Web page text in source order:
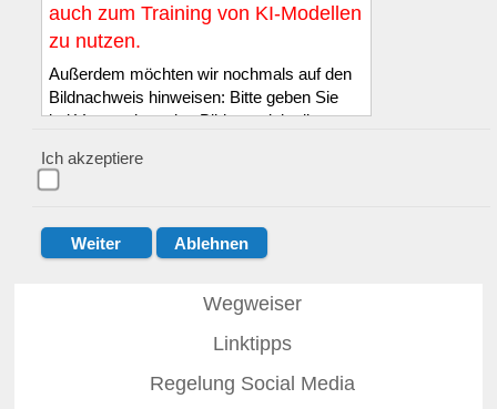
auch zum Training von KI-Modellen
zu nutzen.
Außerdem möchten wir nochmals auf den
Bildnachweis hinweisen: Bitte geben Sie
bei Verwendung des Bildmaterials die
Bilddatenbank genannten Namen des*der
Fotograf*in wie folgt an: :
Der Quellennachweis muss entweder
unmittelbarer Nähe zum Bild erfolgen, mit
zur Quellenangabe gilt auch dann, wenn
Ich akzeptiere
Wegweiser
Linktipps
Regelung Social Media